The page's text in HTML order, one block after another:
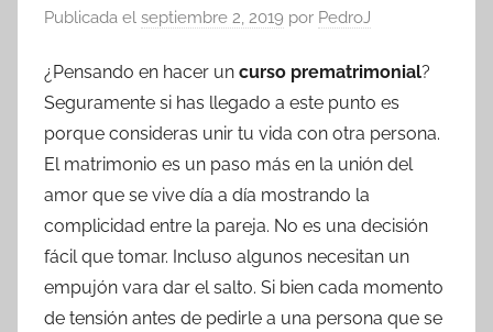
Publicada el septiembre 2, 2019 por PedroJ
¿Pensando en hacer un curso prematrimonial?
Seguramente si has llegado a este punto es
porque consideras unir tu vida con otra persona.
El matrimonio es un paso más en la unión del
amor que se vive día a día mostrando la
complicidad entre la pareja. No es una decisión
fácil que tomar. Incluso algunos necesitan un
empujón vara dar el salto. Si bien cada momento
de tensión antes de pedirle a una persona que se